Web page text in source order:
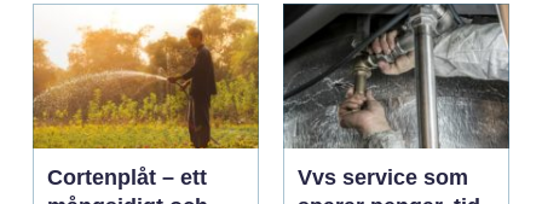
Cortenplåt – ett
Vvs service som